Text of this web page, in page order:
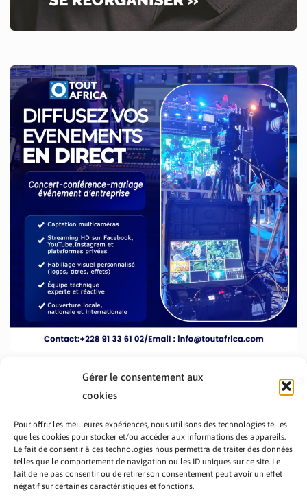
Gérer le consentement aux
cookies
Pour offrir les meilleures expériences, nous utilisons des technologies telles
que les cookies pour stocker et/ou accéder aux informations des appareils.
Le fait de consentir à ces technologies nous permettra de traiter des données
telles que le comportement de navigation ou les ID uniques sur ce site. Le
fait de ne pas consentir ou de retirer son consentement peut avoir un effet
négatif sur certaines caractéristiques et fonctions.
PRÉSENTATION TOUTAFRICA
A PROPOS